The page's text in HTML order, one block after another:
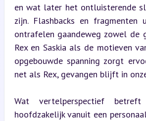
en wat later het ontluisterende
zijn. Flashbacks en fragmenten
ontrafelen gaandeweg zowel de
Rex en Saskia als de motieven
opgebouwde spanning zorgt
net als Rex, gevangen blijft in
Wat vertelperspectief
hoofdzakelijk vanuit een